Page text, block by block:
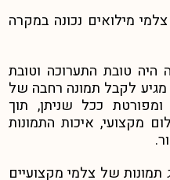
מילואים נכונה במקרה
היה טובת התערוכה וטובת
לקבל תמונה רחבה של
ככל שניתן, תוך
מקצועי, איכות התמונות
תמונות של צלמי מקצועיים